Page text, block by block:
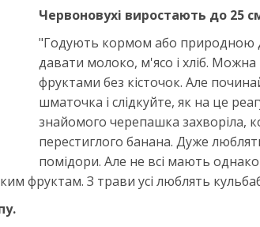
Червоновухі виростають до 25
"Годують кормом або природною
давати молоко, м'ясо і хліб.
фруктами без кісточок. Але
шматочка і слідкуйте, як на це
знайомого черепашка захворіла,
перестиглого банана. Дуже
помідори. Але не всі мають
фруктам. З трави усі люблять